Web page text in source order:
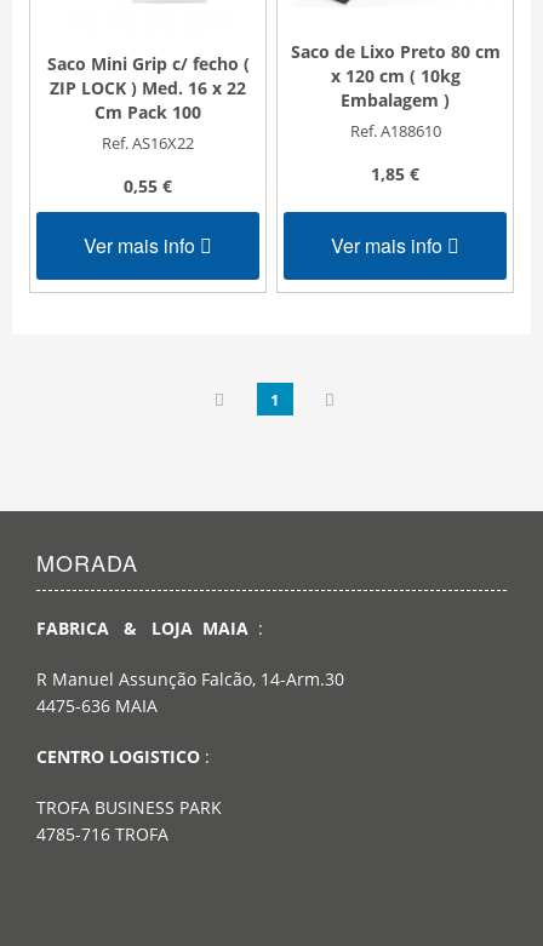
Saco Mini Grip c/ fecho (
ZIP LOCK ) Med. 16 x 22
Cm Pack 100
Ref. AS16X22
0,55 €
Ver mais info
Saco de Lixo Preto 80 cm
x 120 cm ( 10kg
Embalagem )
Ref. A188610
1,85 €
Ver mais info
1
MORADA
FABRICA & LOJA MAIA :
R Manuel Assunção Falcão, 14-Arm.30
4475-636 MAIA
CENTRO LOGISTICO :
TROFA BUSINESS PARK
4785-716 TROFA